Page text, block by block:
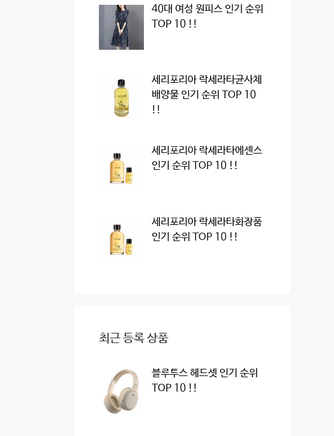
40대 여성 원피스 인기 순위
TOP 10 !!
세리포리아 락세라타균사체
배양물 인기 순위 TOP 10
!!
세리포리아 락세라타에센스
인기 순위 TOP 10 !!
세리포리아 락세라타화장품
인기 순위 TOP 10 !!
최근 등록 상품
블루투스 헤드셋 인기 순위
TOP 10 !!